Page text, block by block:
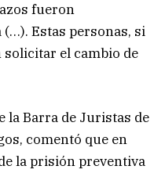
fueron
Estas personas, si
solicitar el cambio de
la Barra de Juristas de
comentó que en
la prisión preventiva